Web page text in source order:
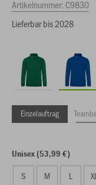
Artikelnummer: C9830
Lieferbar bis 2028
Einzelauftrag
Unisex (53,99 €)
S M L